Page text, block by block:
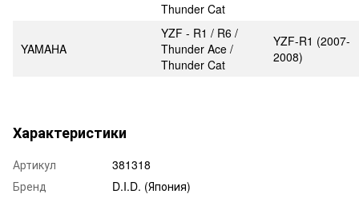
Thunder Cat
YAMAHA
YZF - R1 / R6 /
Thunder Ace /
Thunder Cat
YZF-R1 (2007-
2008)
Характеристики
Артикул
381318
Бренд
D.I.D. (Япония)